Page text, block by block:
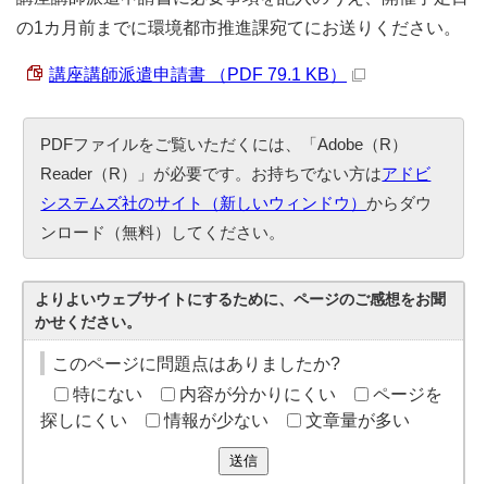
の1カ月前までに環境都市推進課宛てにお送りください。
講座講師派遣申請書 （PDF 79.1 KB）
PDFファイルをご覧いただくには、「Adobe（R）
Reader（R）」が必要です。お持ちでない方はアドビ
システムズ社のサイト（新しいウィンドウ）からダウ
ンロード（無料）してください。
よりよいウェブサイトにするために、ページのご感想をお聞
かせください。
このページに問題点はありましたか?
特にない
内容が分かりにくい
ページを
探しにくい
情報が少ない 文章量が多い
送信